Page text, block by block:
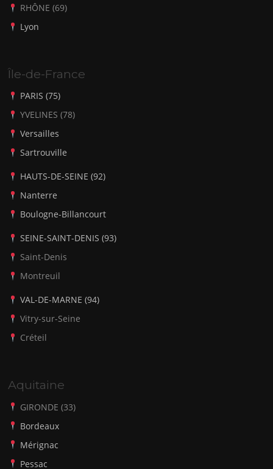
RHÔNE (69)
Lyon
Île-de-France
PARIS (75)
YVELINES (78)
Versailles
Sartrouville
HAUTS-DE-SEINE (92)
Nanterre
Boulogne-Billancourt
SEINE-SAINT-DENIS (93)
Saint-Denis
Montreuil
VAL-DE-MARNE (94)
Vitry-sur-Seine
Créteil
Aquitaine
GIRONDE (33)
Bordeaux
Mérignac
Pessac